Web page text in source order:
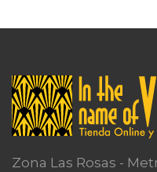
Zona Las Rosas -